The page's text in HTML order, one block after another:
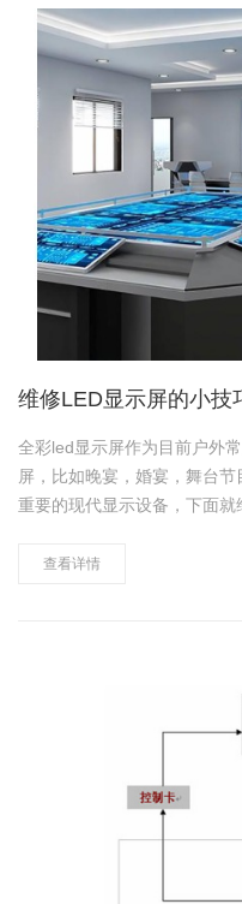
维修LED显示屏的小技
全彩led显示屏作为目前户外
屏，比如晚宴，婚宴，舞台
重要的现代显示设备，下面就
须先主后次方式的处理，将
查看详情